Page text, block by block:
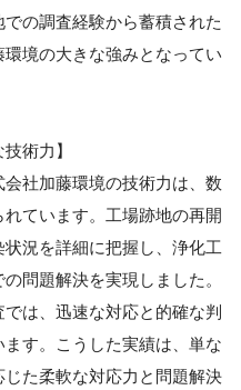
の調査経験から蓄積された
境の大きな強みとなってい
術力】
社加藤環境の技術力は、数
ています。工場跡地の再開
況を詳細に把握し、浄化工
問題解決を実現しました。
は、迅速な対応と的確な判
す。こうした実績は、単な
た柔軟な対応力と問題解決